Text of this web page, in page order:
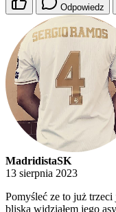
Odpowiedz
MadridistaSK
13 sierpnia 2023
Pomyśleć ze to już
bliska widziałem jego